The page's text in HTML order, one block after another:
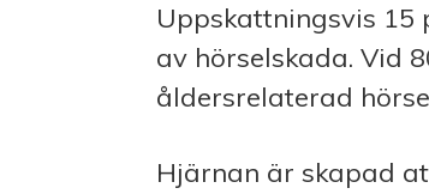
Uppskattningsvis 15
av hörselskada. Vid
åldersrelaterad
Hjärnan är skapad